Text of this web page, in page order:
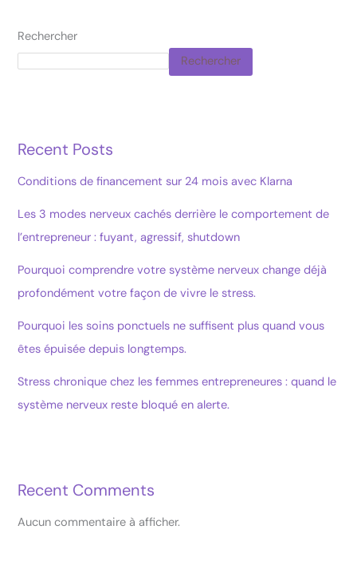
Rechercher
Rechercher
Recent Posts
Conditions de financement sur 24 mois avec Klarna
Les 3 modes nerveux cachés derrière le comportement de
l’entrepreneur : fuyant, agressif, shutdown
Pourquoi comprendre votre système nerveux change déjà
profondément votre façon de vivre le stress.
Pourquoi les soins ponctuels ne suffisent plus quand vous
êtes épuisée depuis longtemps.
Stress chronique chez les femmes entrepreneures : quand le
système nerveux reste bloqué en alerte.
Recent Comments
Aucun commentaire à afficher.